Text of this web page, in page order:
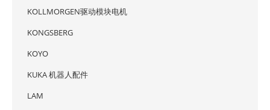
KOLLMORGEN驱动模块电机
KONGSBERG
KOYO
KUKA 机器人配件
LAM